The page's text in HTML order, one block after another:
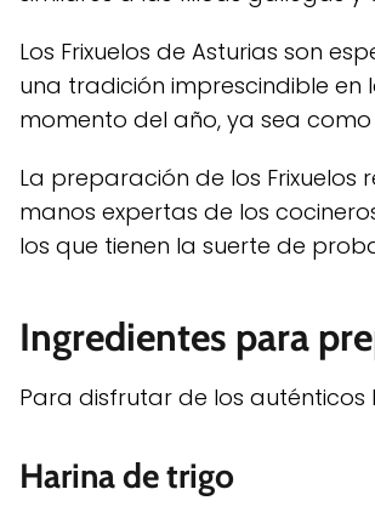
Los Frixuelos de Asturias son
una tradición imprescindible en
momento del año, ya sea
La preparación de los
manos expertas de los
los que tienen la suerte de
Ingredientes para
Para disfrutar de los auténticos
Harina de trigo